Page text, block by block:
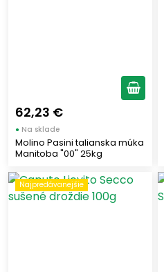
62,23 €
● Na sklade
Molino Pasini talianska múka
Manitoba "00" 25kg
Najpredávanejšie